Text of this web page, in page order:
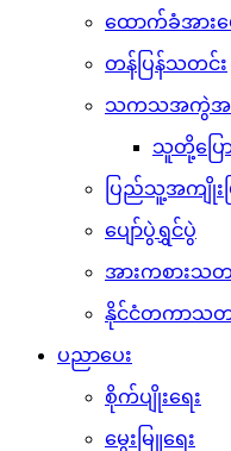
ထောက်ခံအားပ
တန်ပြန်သတင်း
သကသအကွဲအ
သူတို့ပြေ
ပြည်သူ့အကျိုး
ပျော်ပွဲရွှင်ပွဲ
အားကစားသတ
နိုင်ငံတကာသတ
ပညာပေး
စိုက်ပျိုးရေး
မွေးမြူရေး